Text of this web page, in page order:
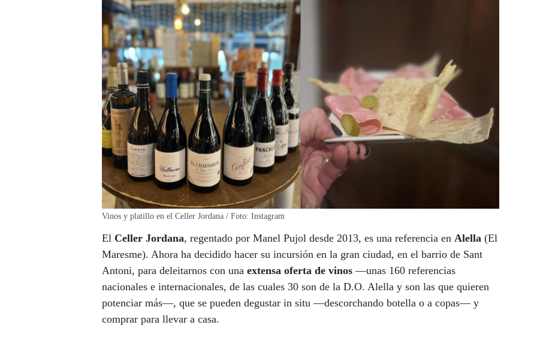
Vinos y platillo en el Celler Jordana / Foto: Instagram
El Celler Jordana, regentado por Manel Pujol desde 2013, es una referencia en Alella (El
Maresme). Ahora ha decidido hacer su incursión en la gran ciudad, en el barrio de Sant
Antoni, para deleitarnos con una extensa oferta de vinos —unas 160 referencias
nacionales e internacionales, de las cuales 30 son de la D.O. Alella y son las que quieren
potenciar más—, que se pueden degustar in situ —descorchando botella o a copas— y
comprar para llevar a casa.